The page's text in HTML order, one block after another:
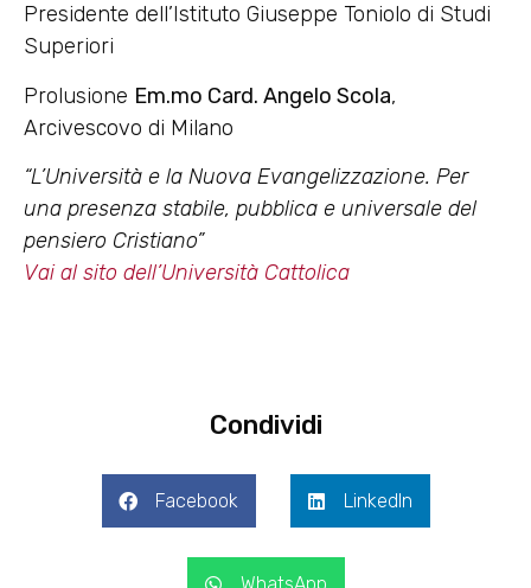
Presidente dell’Istituto Giuseppe Toniolo di Studi
Superiori
Prolusione Em.mo Card. Angelo Scola,
Arcivescovo di Milano
“L’Università e la Nuova Evangelizzazione. Per
una presenza stabile, pubblica e universale del
pensiero Cristiano”
Vai al sito dell’Università Cattolica
Condividi
Facebook LinkedIn